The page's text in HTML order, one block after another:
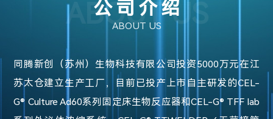
公司介绍
ABOUT US
ABOUT US
同腾新创（苏州）生物科技有限公司投资5000万元在江
苏太仓建立生产工厂，目前已投产上市自主研发的CEL-
G® Culture Ad60系列固定床生物反应器和CEL-G® TFF lab